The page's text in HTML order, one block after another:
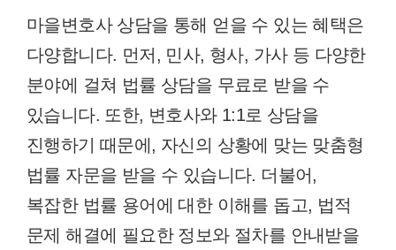
마을변호사 상담을 통해 얻을 수 있는 혜택은
다양합니다. 먼저, 민사, 형사, 가사 등 다양한
분야에 걸쳐 법률 상담을 무료로 받을 수
있습니다. 또한, 변호사와 1:1로 상담을
진행하기 때문에, 자신의 상황에 맞는 맞춤형
법률 자문을 받을 수 있습니다. 더불어,
복잡한 법률 용어에 대한 이해를 돕고, 법적
문제 해결에 필요한 정보와 절차를 안내받을